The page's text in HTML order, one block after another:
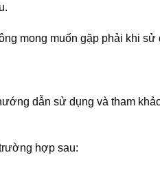
mong muốn gặp phải khi sử
dẫn sử dụng và tham
hợp sau: